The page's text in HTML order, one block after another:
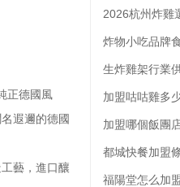
正德國風
遐邇的德國
藝，進口釀
加盟咕咕雞多
加盟哪個飯團
都城快餐加盟
福陽堂怎么加